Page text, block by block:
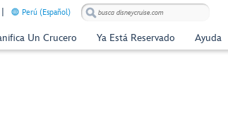
Perú (Español)
Un Crucero Ya Está Reservado Ayuda